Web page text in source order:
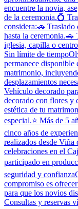
encuentre la novia,
de la ceremonia.💍
considera:🚗 Traslado
hasta la ceremonia.🚗
iglesia, capilla o
Sin límite de
permanece disponible
matrimonio,
desplazamientos
Vehículo decorado
decorado con flores y
estética de tu
especial.⭐ Más de 5
cinco años de
realizados desde
celebraciones en el
participado en
seguridad y
compromiso es
para que los novios
Consultas y reservas